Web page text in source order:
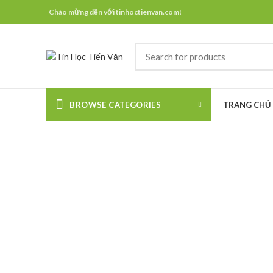
Chào mừng đến với tinhoctienvan.com!
BROWSE CATEGORIES TRANG CHỦ